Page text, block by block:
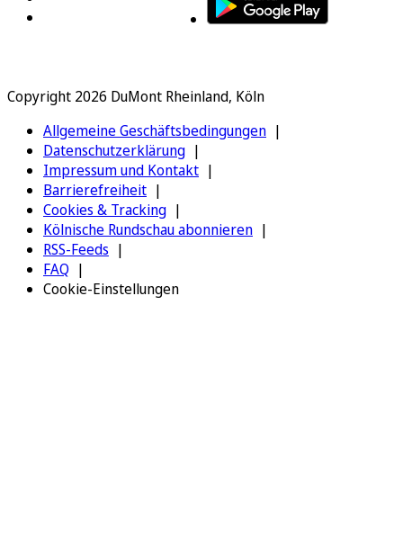
Copyright 2026 DuMont Rheinland, Köln
Allgemeine Geschäftsbedingungen
Datenschutzerklärung
Impressum und Kontakt
Barrierefreiheit
Cookies & Tracking
Kölnische Rundschau abonnieren
RSS-Feeds
FAQ
Cookie-Einstellungen